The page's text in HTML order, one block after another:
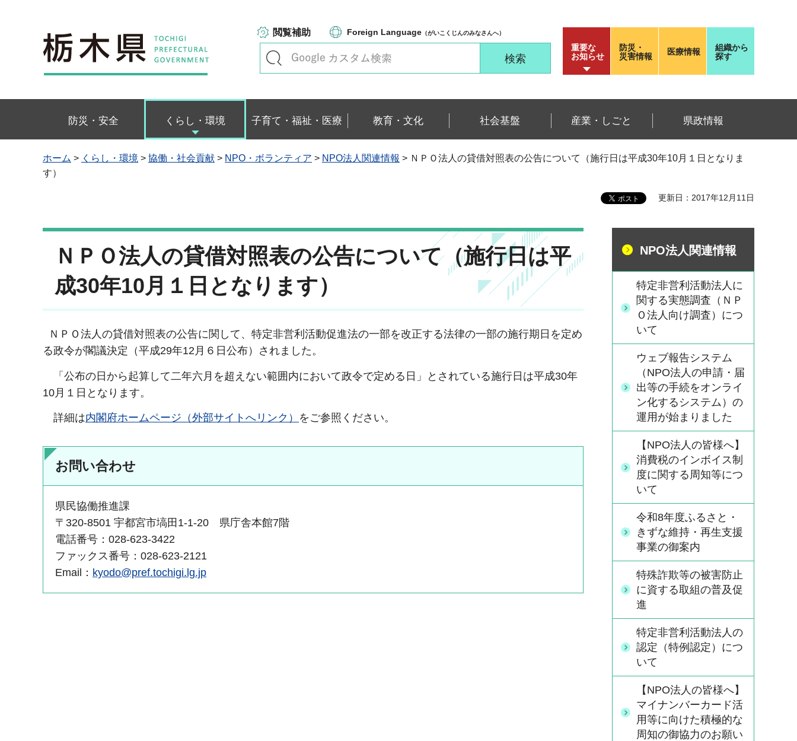
栃木県
閲覧補助 Foreign Language （がいこくじんのみなさんへ）
重要な
お知らせ
防災・
災害情報
医療情報
組織から
探す
防災・安全 くらし・環境 子育て・福祉・医療 教育・文化 社会基盤 産業・しごと 県政情報
ホーム > くらし・環境 > 協働・社会貢献 > NPO・ボランティア > NPO法人関連情報 > ＮＰＯ法人の貸借対照表の公告について（施行日は平成30年10月１日となりま
す）
更新日：2017年12月11日
ＮＰＯ法人の貸借対照表の公告について（施行日は平
成30年10月１日となります）
ＮＰＯ法人の貸借対照表の公告に関して、特定非営利活動促進法の一部を改正する法律の一部の施行期日を定め
る政令が閣議決定（平成29年12月６日公布）されました。
「公布の日から起算して二年六月を超えない範囲内において政令で定める日」とされている施行日は平成30年
10月１日となります。
詳細は内閣府ホームページ（外部サイトへリンク） をご参照ください。
お問い合わせ
県民協働推進課
〒320-8501 宇都宮市塙田1-1-20 県庁舎本館7階
電話番号：028-623-3422
ファックス番号：028-623-2121
Email： kyodo@pref.tochigi.lg.jp
NPO法人関連情報
特定非営利活動法人に
関する実態調査（ＮＰ
Ｏ法人向け調査）につ
いて
ウェブ報告システム
（NPO法人の申請・届
出等の手続をオンライ
ン化するシステム）の
運用が始まりました
【NPO法人の皆様へ】
消費税のインボイス制
度に関する周知等につ
いて
令和8年度ふるさと・
きずな維持・再生支援
事業の御案内
特殊詐欺等の被害防止
に資する取組の普及促
進
特定非営利活動法人の
認定（特例認定）につ
いて
【NPO法人の皆様へ】
マイナンバーカード活
用等に向けた積極的な
周知の御協力のお願い